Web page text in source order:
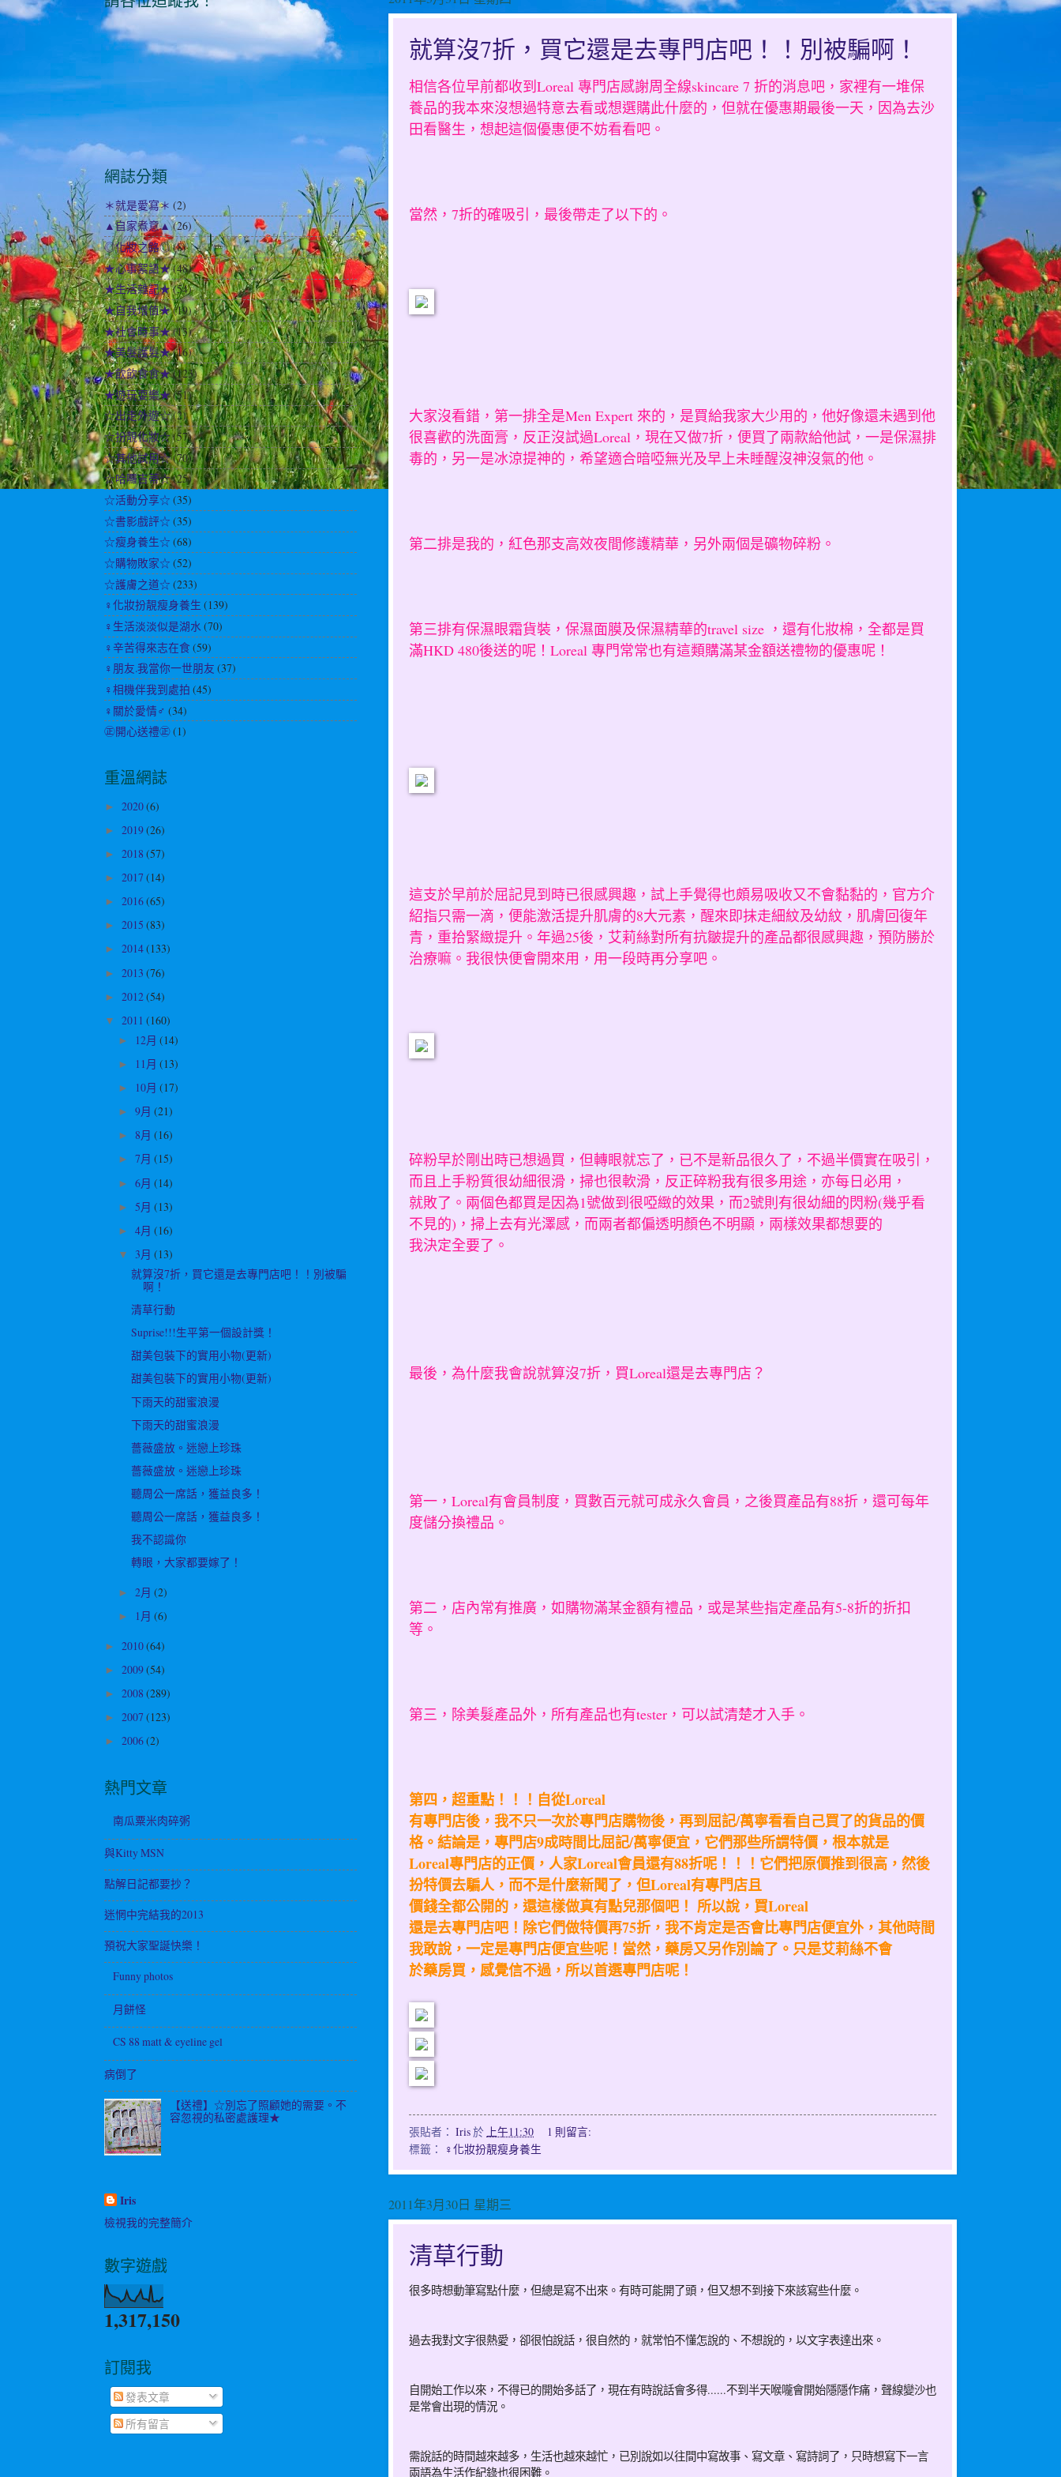
就算沒7折，買它還是去專門店吧！！別被騙啊！
相信各位早前都收到Loreal 專門店感謝周全線skincare 7 折的消息吧，家裡有一堆保
養品的我本來沒想過特意去看或想選購此什麼的，但就在優惠期最後一天，因為去沙
田看醫生，想起這個優惠便不妨看看吧。
當然，7折的確吸引，最後帶走了以下的。
大家沒看錯，第一排全是Men Expert 來的，是買給我家大少用的，他好像還未遇到他
很喜歡的洗面膏，反正沒試過Loreal，現在又做7折，便買了兩款給他試，一是保濕排
毒的，另一是冰涼提神的，希望適合暗啞無光及早上未睡醒沒神沒氣的他。
第二排是我的，紅色那支高效夜間修護精華，另外兩個是礦物碎粉。
第三排有保濕眼霜貨裝，保濕面膜及保濕精華的travel size ，還有化妝棉，全都是買
滿HKD 480後送的呢！Loreal 專門常常也有這類購滿某金額送禮物的優惠呢！
這支於早前於屈記見到時已很感興趣，試上手覺得也頗易吸收又不會黏黏的，官方介
紹指只需一滴，便能激活提升肌膚的8大元素，醒來即抹走細紋及幼紋，肌膚回復年
青，重拾緊緻提升。年過25後，艾莉絲對所有抗皺提升的產品都很感興趣，預防勝於
治療嘛。我很快便會開來用，用一段時再分享吧。
碎粉早於剛出時已想過買，但轉眼就忘了，已不是新品很久了，不過半價實在吸引，
而且上手粉質很幼細很滑，掃也很軟滑，反正碎粉我有很多用途，亦每日必用，
就敗了。兩個色都買是因為1號做到很啞緻的效果，而2號則有很幼細的閃粉(幾乎看
不見的)，掃上去有光澤感，而兩者都偏透明顏色不明顯，兩樣效果都想要的
我決定全要了。
最後，為什麼我會說就算沒7折，買Loreal還是去專門店？
第一，Loreal有會員制度，買數百元就可成永久會員，之後買產品有88折，還可每年
度儲分換禮品。
第二，店內常有推廣，如購物滿某金額有禮品，或是某些指定產品有5-8折的折扣
等。
第三，除美髮產品外，所有產品也有tester，可以試清楚才入手。
第四，超重點！！！自從Loreal
有專門店後，我不只一次於專門店購物後，再到屈記/萬寧看看自己買了的貨品的價
格。結論是，專門店9成時間比屈記/萬寧便宜，它們那些所謂特價，根本就是
Loreal專門店的正價，人家Loreal會員還有88折呢！！！它們把原價推到很高，然後
扮特價去騙人，而不是什麼新聞了，但Loreal有專門店且
價錢全都公開的，還這樣做真有點兒那個吧！ 所以說，買Loreal
還是去專門店吧！除它們做特價再75折，我不肯定是否會比專門店便宜外，其他時間
我敢說，一定是專門店便宜些呢！當然，藥房又另作別論了。只是艾莉絲不會
於藥房買，感覺信不過，所以首選專門店呢！
張貼者： Iris於 上午11:30
1 則留言:
標籤：
♀化妝扮靚瘦身養生
2011年3月30日 星期三
清草行動
很多時想動筆寫點什麼，但總是寫不出來。有時可能開了頭，但又想不到接下來該寫些什麼。
過去我對文字很熱愛，卻很怕說話，很自然的，就常怕不懂怎說的、不想說的，以文字表達出來。
自開始工作以來，不得已的開始多話了，現在有時說話會多得......不到半天喉嚨會開始隱隱作痛，聲線變沙也
是常會出現的情況。
需說話的時間越來越多，生活也越來越忙，已別說如以往間中寫故事、寫文章、寫詩詞了，只時想寫下一言
兩語為生活作紀錄也很困難。
網誌分類
＊就是愛寫＊ (2)
▲自家煮意▲(26)
◎化妝之路◎(8)
★心事絮語★(48)
★生活雜記★(54)
★自我增值★(19)
★社會時事★(13)
★美髮護髮★(16)
★飲飲食食★(123)
★遊玩耍樂★(51)
☆出走外遊☆(2)
☆扮靚化妝☆(57)
☆其他試用☆(70)
☆哈囉吉蒂☆(25)
☆活動分享☆ (35)
☆書影戲評☆ (35)
☆瘦身養生☆ (68)
☆購物敗家☆ (52)
☆護膚之道☆ (233)
♀化妝扮靚瘦身養生 (139)
♀生活淡淡似是湖水 (70)
♀辛苦得來志在食 (59)
♀朋友.我當你一世朋友 (37)
♀相機伴我到處拍 (45)
♀關於愛情♂ (34)
㊣開心送禮㊣(1)
重溫網誌
► 2020(6)
► 2019(26)
► 2018 (57)
► 2017 (14)
► 2016(65)
► 2015 (83)
► 2014(133)
► 2013 (76)
► 2012(54)
▼ 2011 (160)
► 12月 (14)
► 11月 (13)
► 10月 (17)
► 9月 (21)
► 8月 (16)
► 7月 (15)
► 6月 (14)
► 5月 (13)
► 4月 (16)
▼ 3月 (13)
就算沒7折，買它還是去專門店吧！！別被騙
啊！
清草行動
Suprise!!!生平第一個設計獎！
甜美包裝下的實用小物(更新)
甜美包裝下的實用小物(更新)
下雨天的甜蜜浪漫
下雨天的甜蜜浪漫
薔薇盛放。迷戀上珍珠
薔薇盛放。迷戀上珍珠
聽周公一席話，獲益良多！
聽周公一席話，獲益良多！
我不認識你
轉眼，大家都要嫁了！
► 2月 (2)
► 1月 (6)
► 2010(64)
► 2009(54)
► 2008 (289)
► 2007 (123)
► 2006(2)
熱門文章
南瓜粟米肉碎粥
與Kitty MSN
點解日記都要抄？
迷惘中完結我的2013
預祝大家聖誕快樂！
Funny photos
月餅怪
CS 88 matt & eyeline gel
病倒了
【送禮】☆別忘了照顧她的需要。不
容忽視的私密處護理★
Iris
檢視我的完整簡介
數字遊戲
1,317,150
訂閱我
發表文章
所有留言